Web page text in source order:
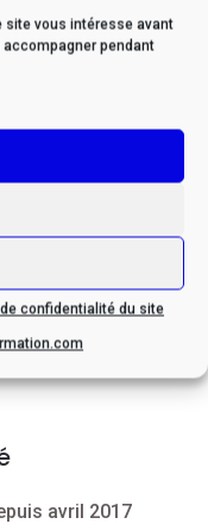
site vous intéresse avant
pendant
confidentialité du site
avril 2017